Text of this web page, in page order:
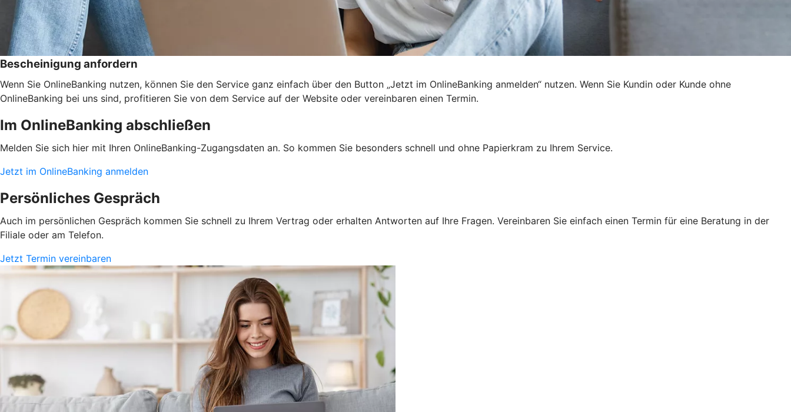
Bescheinigung anfordern
Wenn Sie OnlineBanking nutzen, können Sie den Service ganz einfach über den Button „Jetzt im OnlineBanking anmelden“ nutzen. Wenn Sie Kundin oder Kunde ohne
OnlineBanking bei uns sind, profitieren Sie von dem Service auf der Website oder vereinbaren einen Termin.
Im OnlineBanking abschließen
Melden Sie sich hier mit Ihren OnlineBanking-Zugangsdaten an. So kommen Sie besonders schnell und ohne Papierkram zu Ihrem Service.
Jetzt im OnlineBanking anmelden
Persönliches Gespräch
Auch im persönlichen Gespräch kommen Sie schnell zu Ihrem Vertrag oder erhalten Antworten auf Ihre Fragen. Vereinbaren Sie einfach einen Termin für eine Beratung in der
Filiale oder am Telefon.
Jetzt Termin vereinbaren